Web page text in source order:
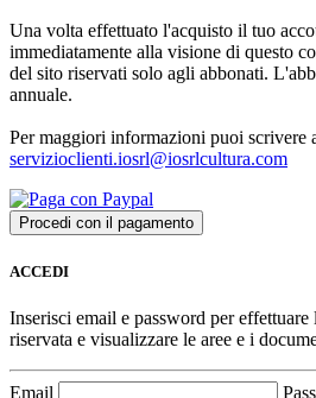
Una volta effettuato l'acquisto il tuo
immediatamente alla visione di questo
del sito riservati solo agli abbonati.
annuale.
Per maggiori informazioni puoi scrivere
servizioclienti.iosrl@iosrlcultura.com
ACCEDI
Inserisci email e password per effettuare
riservata e visualizzare le aree e i
Email